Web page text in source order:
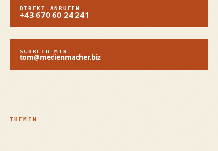
DIREKT ANRUFEN
+43 670 60 24 241
SCHREIB MIR
tom@medienmacher.biz
THEMEN